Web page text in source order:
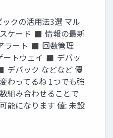
クの活用法3選 マル
ケード ◼ 情報の最新
ラート ◼ 回数管理
トウェイ ◼ デバッ
デバック などなど 優
わってるね 1つでも強
組み合わせることで
能になります 値: 未設